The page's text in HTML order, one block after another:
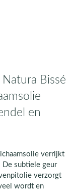
Natura Bissé
en
verrijkt
De subtiele geur
verzorgt
wordt en